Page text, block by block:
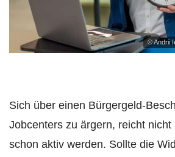
© Andrii
Sich über einen Bürgergeld-
Jobcenters zu ärgern, reicht
schon aktiv werden. Sollte die